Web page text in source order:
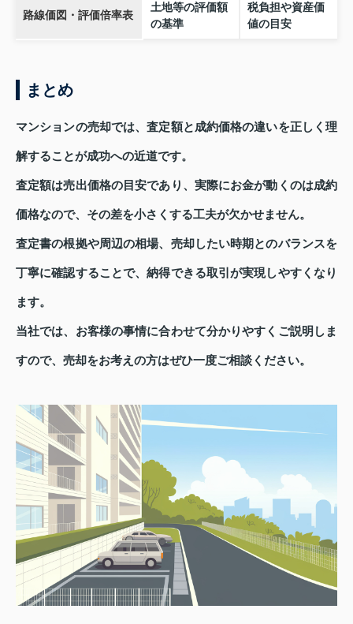
路線価図・評価倍率表
土地等の評価額
の基準
税負担や資産価
値の目安
まとめ
マンションの売却では、査定額と成約価格の違いを正しく理
解することが成功への近道です。
査定額は売出価格の目安であり、実際にお金が動くのは成約
価格なので、その差を小さくする工夫が欠かせません。
査定書の根拠や周辺の相場、売却したい時期とのバランスを
丁寧に確認することで、納得できる取引が実現しやすくなり
ます。
当社では、お客様の事情に合わせて分かりやすくご説明しま
すので、売却をお考えの方はぜひ一度ご相談ください。